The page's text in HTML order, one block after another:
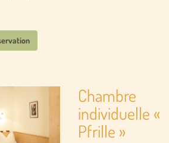
Chambre
individuelle «
Pfrille »